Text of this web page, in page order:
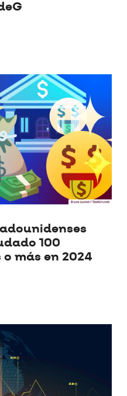
100
más en 2024